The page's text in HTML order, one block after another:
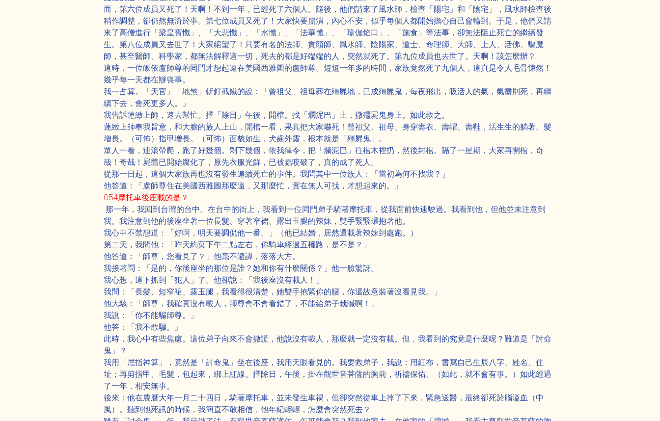
而，第六位成員又死了！天啊！不到一年，已經死了六個人。隨後，他們請來了風水師，檢查「陽宅」和「陰宅」，風水師檢查後
稍作調整，卻仍然無濟於事。第七位成員又死了！大家快要崩潰，內心不安，似乎每個人都開始擔心自己會輪到。于是，他們又請
來了高僧進行「梁皇寶懺」、「大悲懺」、「水懺」、「法華懺」、「瑜伽焰口」、「施食」等法事，卻無法阻止死亡的繼續發
生。第八位成員又去世了！大家絕望了！只要有名的法師、貢頭師、風水師、陰陽家、道士、命理師、大師、上人、活佛、驅魔
師，甚至醫師、科學家，都無法解釋這一切，死去的都是好端端的人，突然就死了。第九位成員也去世了。天啊！該怎麼辦？
這時，一位皈依盧師尊的同門才想起遠在美國西雅圖的盧師尊。短短一年多的時間，家族竟然死了九個人，這真是令人毛骨悚然！
幾乎每一天都在辦喪事。
我一占算。「天官」「地煞」斬釘截鐵的說：「曾祖父、祖母葬在殭屍地，已成殭屍鬼，每夜飛出，吸活人的氣，氣盡則死，再繼
續下去，會死更多人。」
我告訴蓮緻上師，速去幫忙。擇「除日」午後，開棺。找「爛泥巴」土，撒殭屍鬼身上。如此救之。
蓮緻上師奉我旨意，和大膽的族人上山，開棺一看，果真把大家嚇死！曾祖父、祖母、身穿壽衣、壽帽、壽鞋，活生生的躺著。髮
增長。（可怖）指甲增長。（可怖）面貌如生，犬齒外露，根本就是「殭屍鬼」。
眾人一看，連滾帶爬，跑了好幾個。剩下幾個，依我律令，把「爛泥巴」往棺木裡扔，然後封棺。隔了一星期，大家再開棺，奇
哉！奇哉！屍體已開始腐化了，原先衣服光鮮，已被蟲咬破了，真的成了死人。
從那一日起，這個大家族再也沒有發生連續死亡的事件。我問其中一位族人：「當初為何不找我？」
他答道：「盧師尊住在美國西雅圖那麼遠，又那麼忙，實在無人可找，才想起來的。」
054摩托車後座載的是？
那一年，我回到台灣的台中。在台中的街上，我看到一位同門弟子騎著摩托車，從我面前快速駛過。我看到他，但他並未注意到
我。我注意到他的後座坐著一位長髮、穿著窄裙、露出玉腿的辣妹，雙手緊緊環抱著他。
我心中不禁想道：「好啊，明天要調侃他一番。」（他已結婚，居然還載著辣妹到處跑。）
第二天，我問他：「昨天約莫下午二點左右，你騎車經過五權路，是不是？」
他答道：「師尊，您看見了？」他毫不避諱，落落大方。
我接著問：「是的，你後座坐的那位是誰？她和你有什麼關係？」他一臉驚訝。
我心想，這下抓到「犯人」了。他卻說：「我後座沒有載人！」
我問：「長髮、短窄裙、露玉腿，我看得很清楚，她雙手抱緊你的腰，你還故意裝著沒看見我。」
他大駭：「師尊，我確實沒有載人，師尊會不會看錯了，不能給弟子栽贓啊！」
我說：「你不能騙師尊。」
他答：「我不敢騙。」
此時，我心中有些焦慮。這位弟子向來不會撒謊，他說沒有載人，那麼就一定沒有載。但，我看到的究竟是什麼呢？難道是「討命
鬼」？
我用「屈指神算」，竟然是「討命鬼」坐在後座，我用天眼看見的。我要救弟子，我說：用紅布，書寫自己生辰八字、姓名、住
址；再剪指甲、毛髮，包起來，綁上紅線。擇除日，午後，掛在觀世音菩薩的胸前，祈禱保佑。（如此，就不會有事。）如此經過
了一年，相安無事。
後來：他在農曆大年一月二十四日，騎著摩托車，並未發生車禍，但卻突然從車上摔了下來，緊急送醫，最終卻死於腦溢血（中
風）。聽到他死訊的時候，我簡直不敢相信，他年紀輕輕，怎麼會突然死去？